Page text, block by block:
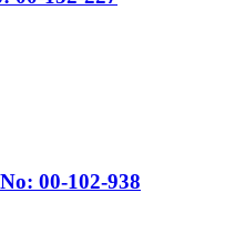
00-102-938